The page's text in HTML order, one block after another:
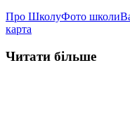
Про ШколуФото школи
карта
Читати більше